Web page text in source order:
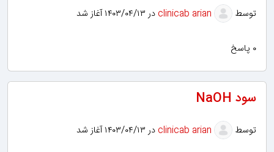
توسط در ۱۴۰۳/۰۴/۱۳ آغاز شد
۰ پاسخ
سود NaOH
توسط در ۱۴۰۳/۰۴/۱۳ آغاز شد